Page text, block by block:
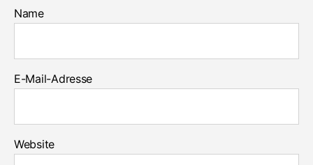
Name
E-Mail-Adresse
Website